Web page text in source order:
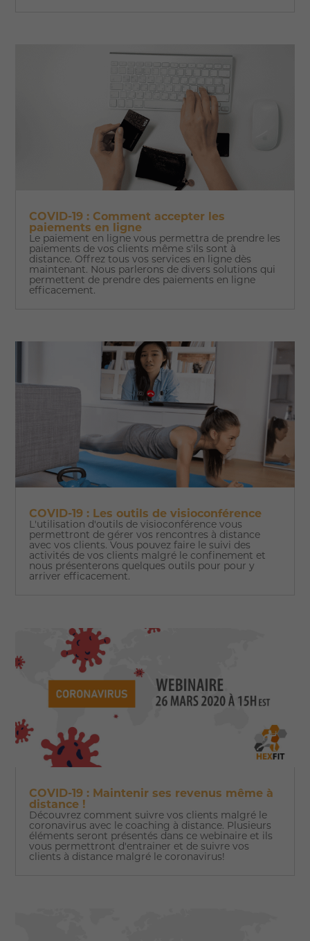
COVID-19 : Comment accepter les
paiements en ligne
Le paiement en ligne vous permettra de prendre les
paiements de vos clients même s'ils sont à
distance. Offrez tous vos services en ligne dès
maintenant. Nous parlerons de divers solutions qui
permettent de prendre des paiements en ligne
efficacement.
COVID-19 : Les outils de visioconférence
L'utilisation d'outils de visioconférence vous
permettront de gérer vos rencontres à distance
avec vos clients. Vous pouvez faire le suivi des
activités de vos clients malgré le confinement et
nous présenterons quelques outils pour pour y
arriver efficacement.
COVID-19 : Maintenir ses revenus même à
distance !
Découvrez comment suivre vos clients malgré le
coronavirus avec le coaching à distance. Plusieurs
éléments seront présentés dans ce webinaire et ils
vous permettront d'entrainer et de suivre vos
clients à distance malgré le coronavirus!